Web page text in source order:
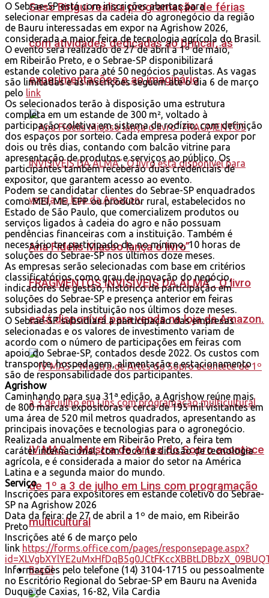
Sesc Birigui realiza programação de férias
com atividades dedicadas ao brincar, às
experimentações e ao imaginário
Ana Fidelis Miasso lança o livro”
FRAGMENTOS INVISÍVEIS DA ALMA”. O livro
está disponível para venda na loja da Amazon.
IV MAS – Mostra de Artes do Sopro acontece
de 1º a 3 de julho em Lins com programação
multicultural
Brasil
O Sebrae-SP está com inscrições abertas para
selecionar empresas da cadeia do agronegócio da região
de Bauru interessadas em expor na Agrishow 2026,
considerada a maior feira de tecnologia agrícola do Brasil.
O evento será realizado de 27 de abril a 1º de maio,
em Ribeirão Preto, e o Sebrae-SP disponibilizará
estande coletivo para até 50 negócios paulistas. As vagas
são limitadas e as inscrições seguem até o dia 6 de março
pelo link
Os selecionados terão à disposição uma estrutura
completa em um estande de 300 m², voltado à
participação coletiva em sistema de rodízio, com definição
dos espaços por sorteio. Cada empresa poderá expor por
dois ou três dias, contando com balcão vitrine para
apresentação de produtos e serviços ao público. Os
participantes também receberão duas credenciais de
expositor, que garantem acesso ao evento.
Podem se candidatar clientes do Sebrae-SP enquadrados
como MEI, ME, EPP ou produtor rural, estabelecidos no
Estado de São Paulo, que comercializem produtos ou
serviços ligados à cadeia do agro e não possuam
pendências financeiras com a instituição. Também é
necessário ter participado de, no mínimo, 10 horas de
soluções do Sebrae-SP nos últimos doze meses.
As empresas serão selecionadas com base em critérios
classificatórios como grau de inovação do negócio,
indicadores de gestão, histórico de participação em
soluções do Sebrae-SP e presença anterior em feiras
subsidiadas pela instituição nos últimos doze meses.
O Sebrae-SP subsidiará a participação das empresas
selecionadas e os valores de investimento variam de
acordo com o número de participações em feiras com
apoio do Sebrae-SP, contados desde 2022. Os custos com
transporte, hospedagem, alimentação e estacionamento
são de responsabilidade dos participantes.
Agrishow
Caminhando para sua 31ª edição, a Agrishow reúne mais
de 800 marcas expositoras e cerca de 195 mil visitantes em
uma área de 520 mil metros quadrados, apresentando as
principais inovações e tecnologias para o agronegócio.
Realizada anualmente em Ribeirão Preto, a feira tem
caráter internacional, com foco na difusão de tecnologia
agrícola, e é considerada a maior do setor na América
Latina e a segunda maior do mundo.
Serviço
Inscrições para expositores em estande coletivo do Sebrae-
SP na Agrishow 2026
Data da feira: de 27 de abril a 1º de maio, em Ribeirão
Preto
Inscrições até 6 de março pelo
link https://forms.office.com/pages/responsepage.aspx?
Informações pelo telefone (14) 3104-1715 ou pessoalmente
no Escritório Regional do Sebrae-SP em Bauru na Avenida
Duque de Caxias, 16-82, Vila Cardia